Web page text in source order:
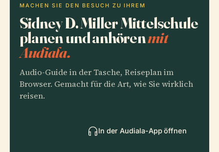
MACHEN SIE DEN BESUCH ZU IHREM
Sidney D. Miller Mittelschule
planen und anhörenmit
Audiala.
Audio-Guide in der Tasche, Reiseplan im
Browser. Gemacht für die Art, wie Sie wirklich
reisen.
In der Audiala-App öffnen